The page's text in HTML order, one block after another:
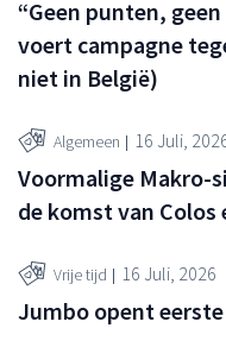
“Geen punten,
voert campagne
niet in België)
Algemeen 16 Juli,
Voormalige Makro-
de komst van Colos
Vrije tijd 16 Juli, 2026
Jumbo opent